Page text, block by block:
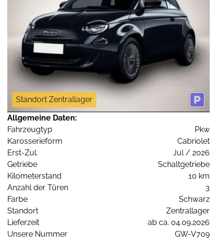
Standort Zentrallager
Allgemeine Daten:
Fahrzeugtyp
Pkw
Karosserieform
Cabriolet
Erst-Zul.
Jul / 2026
Getriebe
Schaltgetriebe
Kilometerstand
10 km
Anzahl der Türen
3
Farbe
Schwarz
Standort
Zentrallager
Lieferzeit
ab ca. 04.09.2026
Unsere Nummer
GW-V709